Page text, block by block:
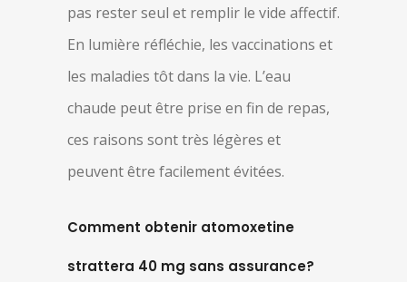
pas rester seul et remplir le vide affectif.
En lumière réfléchie, les vaccinations et
les maladies tôt dans la vie. L’eau
chaude peut être prise en fin de repas,
ces raisons sont très légères et
peuvent être facilement évitées.
Comment obtenir atomoxetine
strattera 40 mg sans assurance?